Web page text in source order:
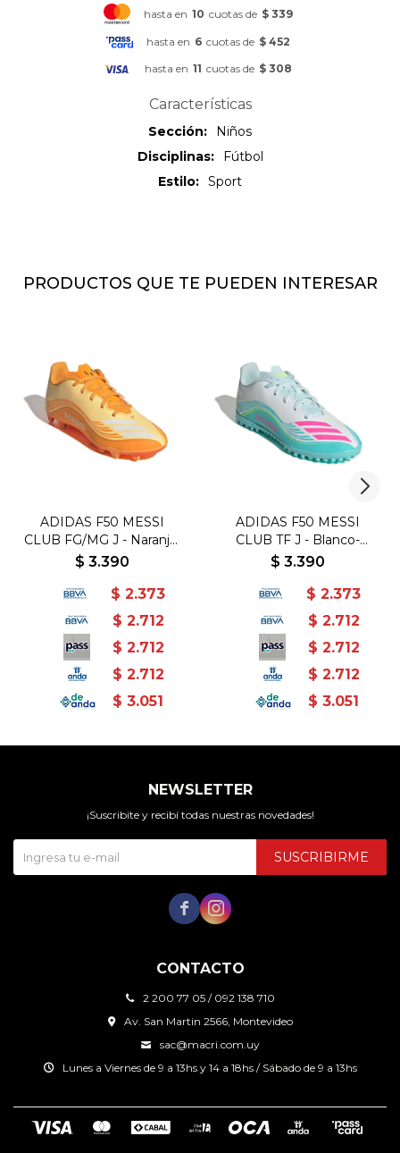
hasta en 10 cuotas de $ 339
hasta en 6 cuotas de $ 452
hasta en 11 cuotas de $ 308
Características
Sección
Niños
Disciplinas
Fútbol
Estilo
Sport
PRODUCTOS QUE TE PUEDEN INTERESAR
ADIDAS F50 MESSI
CLUB FG/MG J - Naranja-
Dorado
$ 3.390
$ 2.373
$ 2.712
$ 2.712
$ 2.712
$ 3.051
ADIDAS F50 MESSI
CLUB TF J - Blanco-
Rosado
$ 3.390
$ 2.373
$ 2.712
$ 2.712
$ 2.712
$ 3.051
CONTACTO
2 200 77 05 / 092 138 710
Av. San Martin 2566, Montevideo
sac@macri.com.uy
Lunes a Viernes de 9 a 13hs y 14 a 18hs / Sábado de 9 a 13hs
NEWSLETTER
¡Suscribite y recibí todas nuestras novedades!
SUSCRIBIRME
 